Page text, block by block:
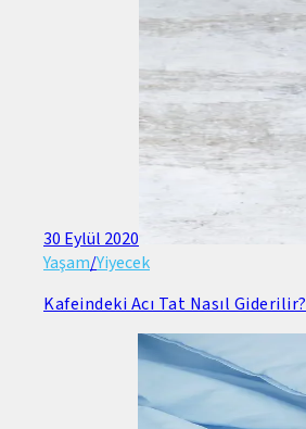
30 Eylül 2020
Yaşam/Yiyecek
Kafeindeki Acı Tat Nasıl Giderilir?